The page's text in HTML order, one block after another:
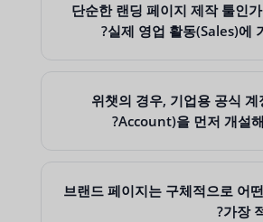
단순한 랜딩 페이지 제작 툴인
실제 영업 활동(Sales)에
위챗의 경우, 기업용 공식
Account)을 먼저 개설해
브랜드 페이지는 구체적으로 어
가장